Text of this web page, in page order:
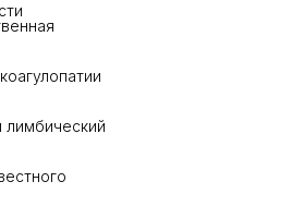
лимбический